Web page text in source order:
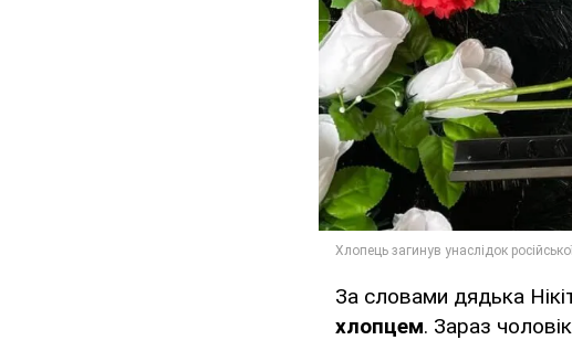
За словами дядька
хлопцем. Зараз